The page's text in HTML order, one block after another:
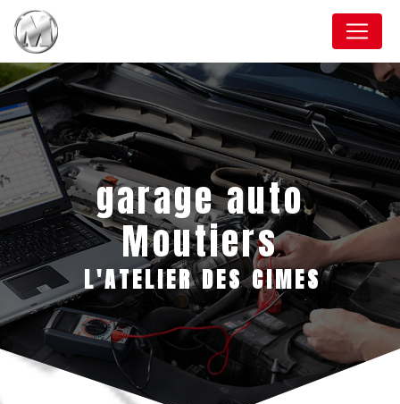
garage auto
Moutiers
L'ATELIER DES CIMES
Panneau de gestion des cookies